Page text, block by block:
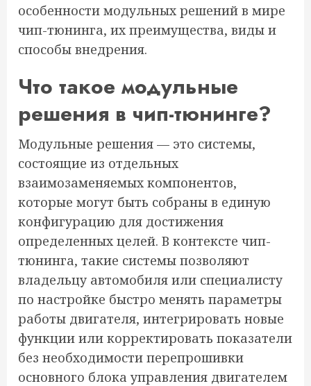
особенности модульных решений в мире
чип-тюнинга, их преимущества, виды и
способы внедрения.
Что такое модульные
решения в чип-тюнинге?
Модульные решения — это системы,
состоящие из отдельных
взаимозаменяемых компонентов,
которые могут быть собраны в единую
конфигурацию для достижения
определенных целей. В контексте чип-
тюнинга, такие системы позволяют
владельцу автомобиля или специалисту
по настройке быстро менять параметры
работы двигателя, интегрировать новые
функции или корректировать показатели
без необходимости перепрошивки
основного блока управления двигателем